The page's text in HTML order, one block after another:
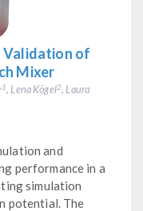
Validation of
Mixer
1, Lena Kögel2, Laura
and
performance in a
simulation
potential. The